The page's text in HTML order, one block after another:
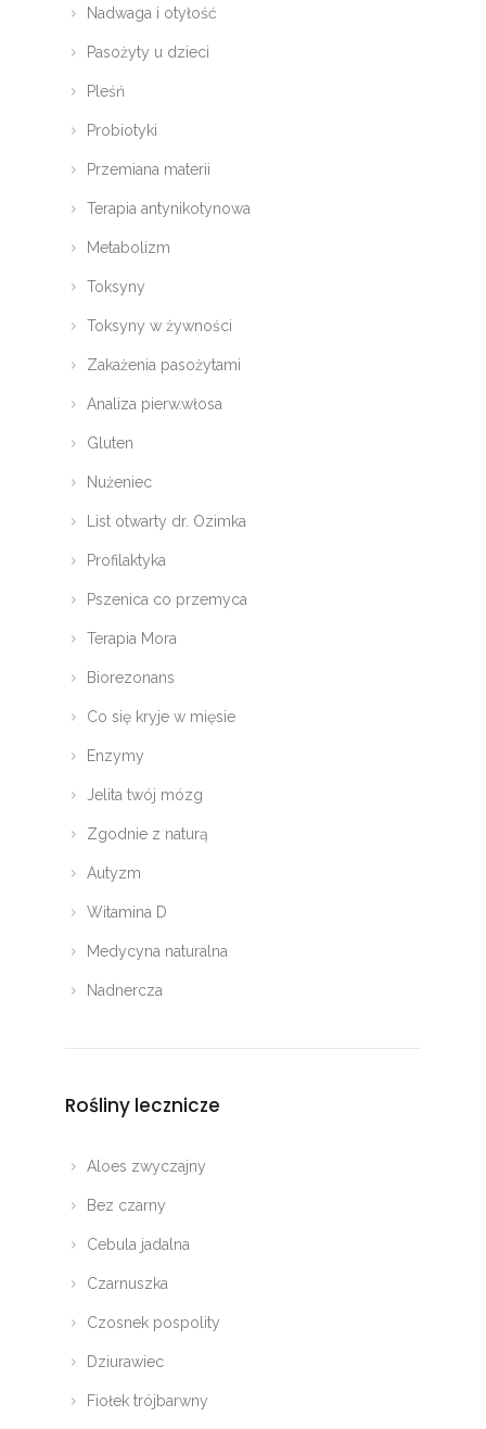
Nadwaga i otyłość
Pasożyty u dzieci
Pleśń
Probiotyki
Przemiana materii
Terapia antynikotynowa
Metabolizm
Toksyny
Toksyny w żywności
Zakażenia pasożytami
Analiza pierw.włosa
Gluten
Nużeniec
List otwarty dr. Ozimka
Profilaktyka
Pszenica co przemyca
Terapia Mora
Biorezonans
Co się kryje w mięsie
Enzymy
Jelita twój mózg
Zgodnie z naturą
Autyzm
Witamina D
Medycyna naturalna
Nadnercza
Rośliny lecznicze
Aloes zwyczajny
Bez czarny
Cebula jadalna
Czarnuszka
Czosnek pospolity
Dziurawiec
Fiołek trójbarwny